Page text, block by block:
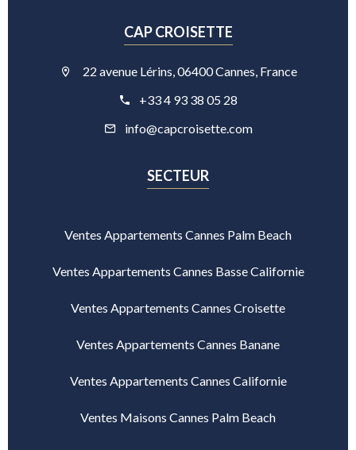
CAP CROISETTE
22 avenue Lérins, 06400 Cannes, France
+33 4 93 38 05 28
info@capcroisette.com
SECTEUR
Ventes Appartements Cannes Palm Beach
Ventes Appartements Cannes Basse Californie
Ventes Appartements Cannes Croisette
Ventes Appartements Cannes Banane
Ventes Appartements Cannes Californie
Ventes Maisons Cannes Palm Beach